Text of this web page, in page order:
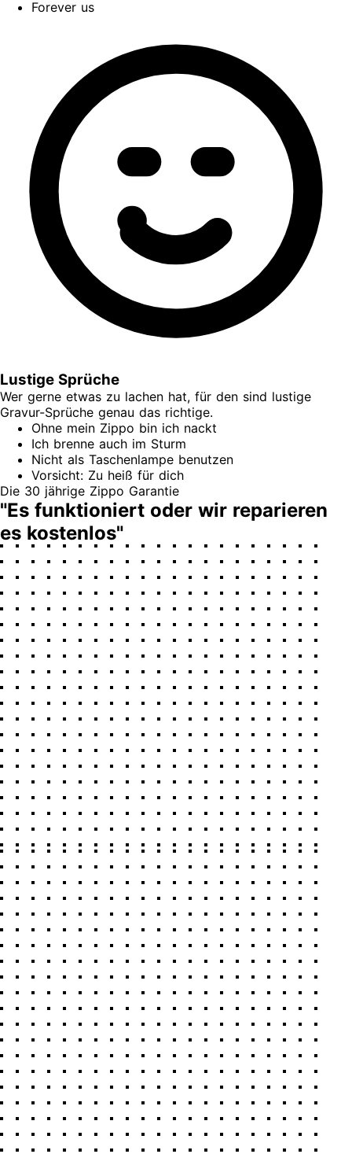
Forever us
Lustige Sprüche
Wer gerne etwas zu lachen hat, für den sind lustige
Gravur-Sprüche genau das richtige.
Ohne mein Zippo bin ich nackt
Ich brenne auch im Sturm
Nicht als Taschenlampe benutzen
Vorsicht: Zu heiß für dich
Die 30 jährige Zippo Garantie
"Es funktioniert oder wir reparieren
es kostenlos"